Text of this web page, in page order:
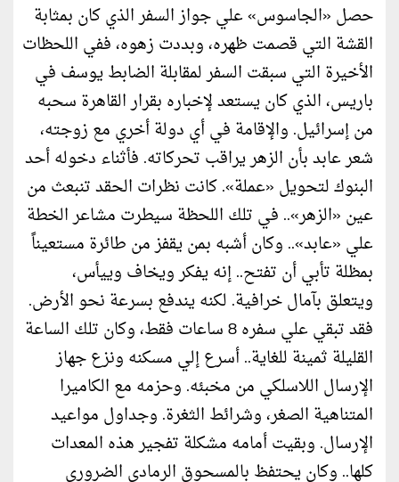
حصل «الجاسوس» علي جواز السفر الذي كان بمثابة
القشة التي قصمت ظهره، وبددت زهوه، ففي اللحظات
الأخيرة التي سبقت السفر لمقابلة الضابط يوسف في
باريس، الذي كان يستعد لإخباره بقرار القاهرة سحبه
من إسرائيل. والإقامة في أي دولة أخري مع زوجته،
شعر عابد بأن الزهر يراقب تحركاته. فأثناء دخوله أحد
البنوك لتحويل «عملة». كانت نظرات الحقد تنبعث من
عين «الزهر».. في تلك اللحظة سيطرت مشاعر الخطة
علي «عابد».. وكان أشبه بمن يقفز من طائرة مستعيناً
بمظلة تأبي أن تفتح.. إنه يفكر ويخاف وييأس،
ويتعلق بآمال خرافية. لكنه يندفع بسرعة نحو الأرض.
فقد تبقي علي سفره 8 ساعات فقط، وكان تلك الساعة
القليلة ثمينة للغاية.. أسرع إلي مسكنه ونزع جهاز
الإرسال اللاسلكي من مخبئه. وحزمه مع الكاميرا
المتناهية الصغر، وشرائط الثغرة. وجداول مواعيد
الإرسال. وبقيت أمامه مشكلة تفجير هذه المعدات
كلها.. وكان يحتفظ بالمسحوق الرمادي الضروري